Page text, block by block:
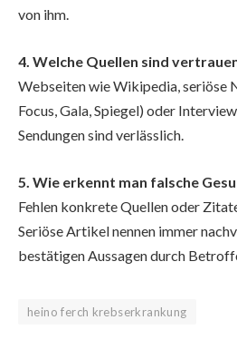
von ihm.
4. Welche Quellen sind
Webseiten wie Wikipedia, seriöse
Focus, Gala, Spiegel) oder
Sendungen sind verlässlich.
5. Wie erkennt man falsche
Fehlen konkrete Quellen oder
Seriöse Artikel nennen immer
bestätigen Aussagen durch
heino ferch krebserkrankung